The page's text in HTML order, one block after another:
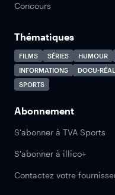
Concours
Thématiques
FILMS SÉRIES HUMOUR
INFORMATIONS
DOCU-
SPORTS
Abonnement
S'abonner à TVA Sports
S'abonner à illico+
Contactez votre